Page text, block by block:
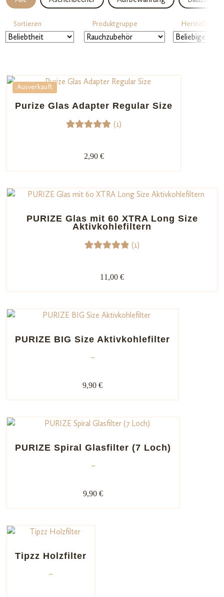
Sortieren Produktgruppe Hersteller
Ausverkauft
Purize Glas Adapter Regular Size
5.00von
d auf
ewertun
(1)
2,90 €
PURIZE Glas mit 60 XTRA Long Size
Aktivkohlefiltern
5.00von
d auf
ewertun
(1)
11,00 €
PURIZE BIG Size Aktivkohlefilter
–
9,90 €
PURIZE Spiral Glasfilter (7 Loch)
–
9,90 €
Tipzz Holzfilter
–